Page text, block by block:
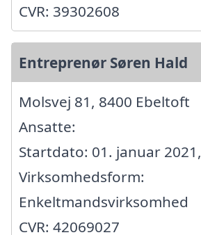
CVR: 39302608
Entreprenør Søren Hald
Molsvej 81, 8400 Ebeltoft
Ansatte:
Startdato: 01. januar 2021,
Virksomhedsform:
Enkeltmandsvirksomhed
CVR: 42069027